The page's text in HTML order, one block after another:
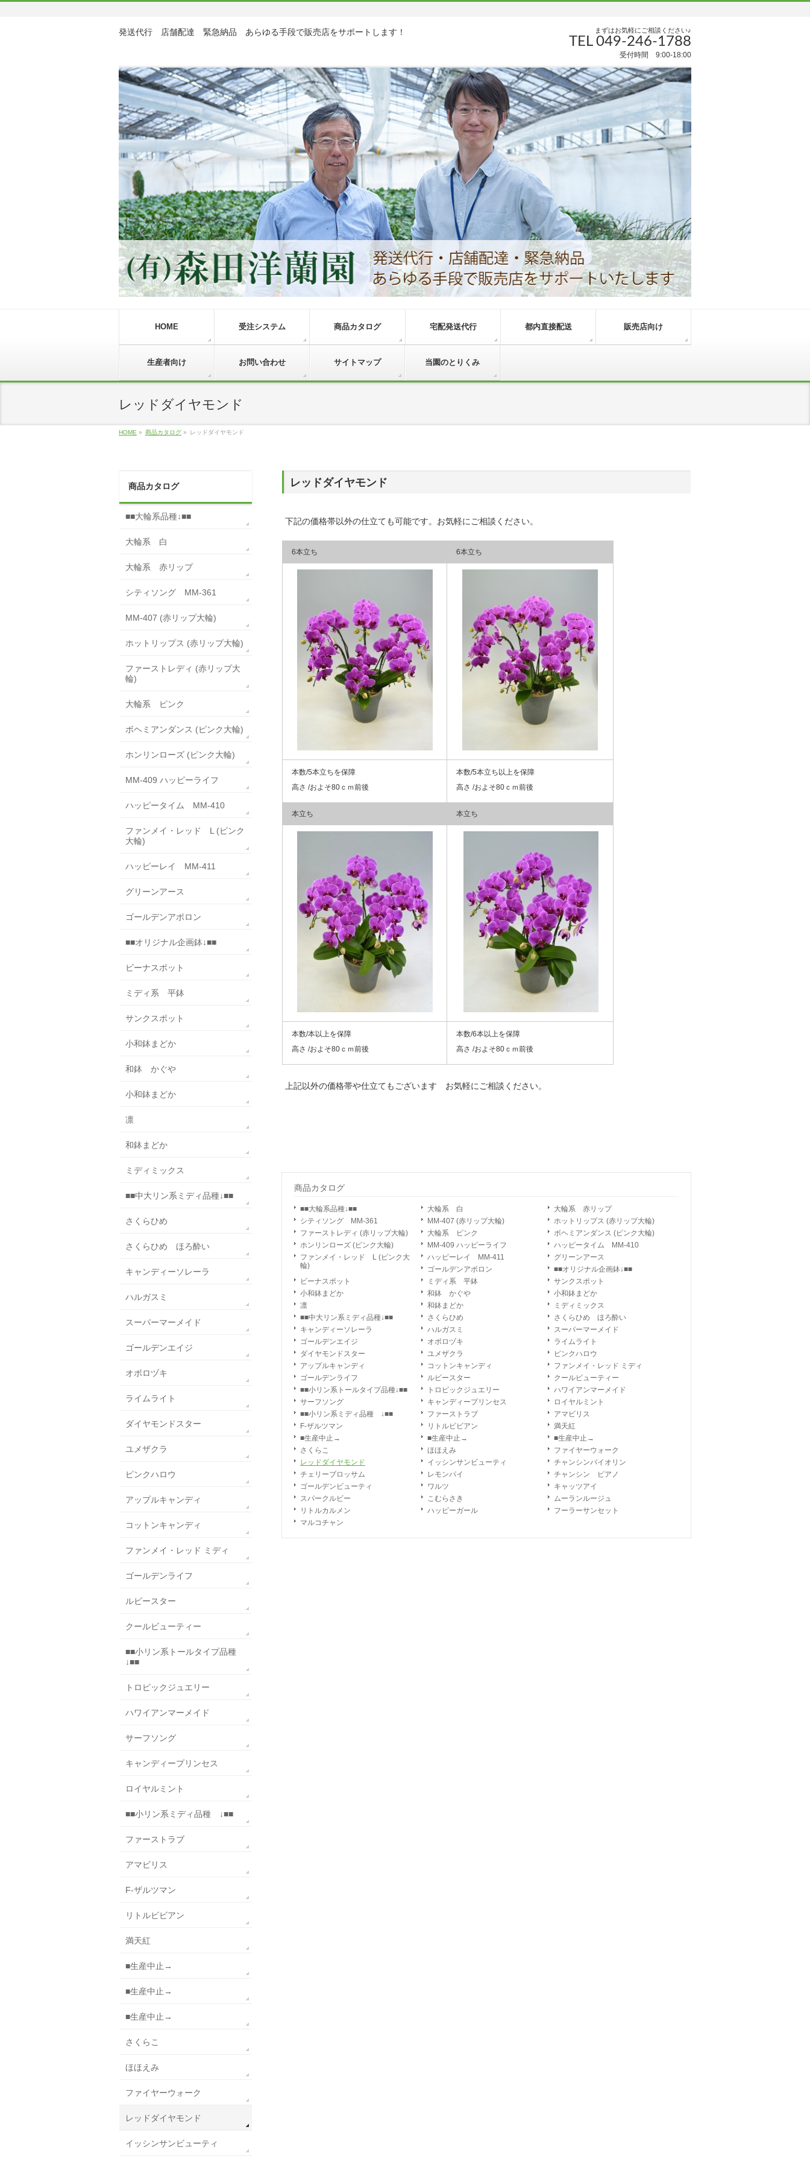
発送代行 店舗配達 緊急納品 あらゆる手段で販売店をサポートします！ まずはお気軽にご相談ください♪
TEL 049-246-1788
受付時間 9:00-18:00
HOME 受注システム 商品カタログ 宅配発送代行 都内直接配送 販売店向け
生産者向け お問い合わせ サイトマップ 当園のとりくみ
レッドダイヤモンド
HOME » 商品カタログ » レッドダイヤモンド
レッドダイヤモンド
下記の価格帯以外の仕立ても可能です。お気軽にご相談ください。
6本立ち 6本立ち
本数/5本立ちを保障
高さ /およそ80ｃｍ前後
本数/5本立ち以上を保障
高さ /およそ80ｃｍ前後
本立ち 本立ち
本数/本以上を保障
高さ /およそ80ｃｍ前後
本数/6本以上を保障
高さ /およそ80ｃｍ前後
上記以外の価格帯や仕立てもございます お気軽にご相談ください。
商品カタログ
■■大輪系品種↓■■ 大輪系 白
大輪系 赤リップ
シティソング MM-361
MM-407 (赤リップ大輪)
ホットリップス (赤リップ大輪)
ファーストレディ (赤リップ大輪)
大輪系 ピンク
ボヘミアンダンス (ピンク大輪)
ホンリンローズ (ピンク大輪)
MM-409 ハッピーライフ
ハッピータイム MM-410
ファンメイ・レッド L (ピンク大
輪)
ハッピーレイ MM-411
グリーンアース
ゴールデンアポロン
■■オリジナル企画鉢↓■■
ビーナスポット
ミディ系 平鉢
サンクスポット
小和鉢まどか
和鉢 かぐや
小和鉢まどか
凛
和鉢まどか
ミディミックス
■■中大リン系ミディ品種↓■■
さくらひめ
さくらひめ ほろ酔い
キャンディーソレーラ
ハルガスミ
スーパーマーメイド
ゴールデンエイジ
オボロヅキ
ライムライト
ダイヤモンドスター
ユメザクラ
ピンクハロウ
アップルキャンディ
コットンキャンディ
ファンメイ・レッド ミディ
ゴールデンライフ
ルビースター
クールビューティー
■■小リン系トールタイプ品種↓■■
トロピックジュエリー
ハワイアンマーメイド
サーフソング
キャンディープリンセス
ロイヤルミント
■■小リン系ミディ品種 ↓■■
ファーストラブ
アマビリス
F-ザルツマン
リトルビビアン
満天紅
■生産中止→
■生産中止→
■生産中止→
さくらこ
ほほえみ
ファイヤーウォーク
レッドダイヤモンド
イッシンサンビューティ
チャンシンバイオリン
チェリーブロッサム
レモンパイ
チャンシン ピアノ
ゴールデンビューティ
ワルツ
キャッツアイ
スパークルビー
こむらさき
ムーランルージュ
リトルカルメン
ハッピーガール
フーラーサンセット
マルコチャン
商品カタログ
■■大輪系品種↓■■
大輪系 白
大輪系 赤リップ
シティソング MM-361
MM-407 (赤リップ大輪)
ホットリップス (赤リップ大輪)
ファーストレディ (赤リップ大
輪)
大輪系 ピンク
ボヘミアンダンス (ピンク大輪)
ホンリンローズ (ピンク大輪)
MM-409 ハッピーライフ
ハッピータイム MM-410
ファンメイ・レッド L (ピンク
大輪)
ハッピーレイ MM-411
グリーンアース
ゴールデンアポロン
■■オリジナル企画鉢↓■■
ビーナスポット
ミディ系 平鉢
サンクスポット
小和鉢まどか
和鉢 かぐや
小和鉢まどか
凛
和鉢まどか
ミディミックス
■■中大リン系ミディ品種↓■■
さくらひめ
さくらひめ ほろ酔い
キャンディーソレーラ
ハルガスミ
スーパーマーメイド
ゴールデンエイジ
オボロヅキ
ライムライト
ダイヤモンドスター
ユメザクラ
ピンクハロウ
アップルキャンディ
コットンキャンディ
ファンメイ・レッド ミディ
ゴールデンライフ
ルビースター
クールビューティー
■■小リン系トールタイプ品種
↓■■
トロピックジュエリー
ハワイアンマーメイド
サーフソング
キャンディープリンセス
ロイヤルミント
■■小リン系ミディ品種 ↓■■
ファーストラブ
アマビリス
F-ザルツマン
リトルビビアン
満天紅
■生産中止→
■生産中止→
■生産中止→
さくらこ
ほほえみ
ファイヤーウォーク
レッドダイヤモンド
イッシンサンビューティ